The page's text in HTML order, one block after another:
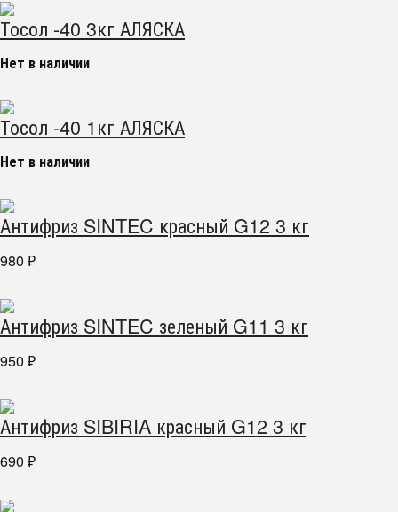
Тосол -40 3кг АЛЯСКА
Нет в наличии
Тосол -40 1кг АЛЯСКА
Нет в наличии
Антифриз SINTEC красный G12 3 кг
980 ₽
Антифриз SINTEC зеленый G11 3 кг
950 ₽
Антифриз SIBIRIA красный G12 3 кг
690 ₽